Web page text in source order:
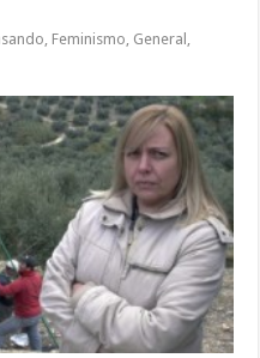
, Feminismo, General ,